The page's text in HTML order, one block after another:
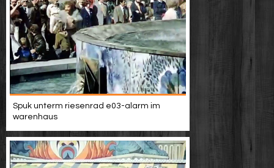
Spuk unterm riesenrad e03-alarm im
warenhaus